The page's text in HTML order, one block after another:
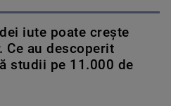
iute poate crește
Ce au descoperit
studii pe 11.000 de